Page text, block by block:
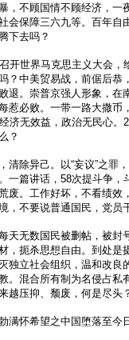
，不顾国情不顾经济，一
会保障三六九等。百年自
下去吗？
开世界马克思主义大会
？中美贸易战，前倨后恭
退。崇普京强人形象，在
惹必败。一带一路大撒币
济无效益，政治无民心
？
清除异己。以“妄议”之罪
一篇讲话，58次提斗争
废。工作好坏，不看绩效
，不要说普通国民，党员
天无数国民被删帖，被封
，扼杀思想自由。到处是
独立社会组织，温和改良
。混合所有制为名侵占私
越压抑、颓废，何是尽头
满怀希望之中国堕落至今